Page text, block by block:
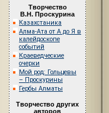
Творчество
В.Н. Проскурина
Казахстаника
Алма-Ата от А до Я в
калейдоскопе
событий
Краеведческие
очерки
Мой род: Гольцевы
– Проскурины
Гербы Алматы
Творчество других
авторов